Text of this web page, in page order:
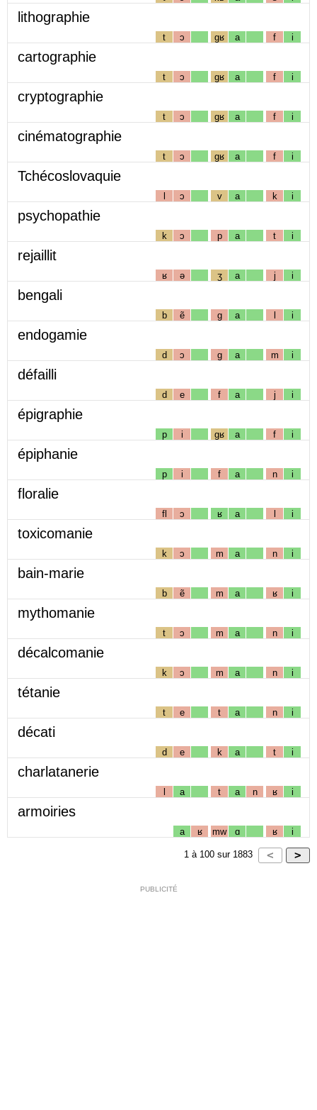
lithographie
t ɔ gʁ a f i
cartographie
t ɔ gʁ a f i
cryptographie
t ɔ gʁ a f i
cinématographie
t ɔ gʁ a f i
Tchécoslovaquie
l ɔ v a k i
psychopathie
k ɔ p a t i
rejaillit
ʁ ə ʒ a j i
bengali
b ẽ g a l i
endogamie
d ɔ g a m i
défailli
d e f a j i
épigraphie
p i gʁ a f i
épiphanie
p i f a n i
floralie
fl ɔ ʁ a l i
toxicomanie
k ɔ m a n i
bain-marie
b ẽ m a ʁ i
mythomanie
t ɔ m a n i
décalcomanie
k ɔ m a n i
tétanie
t e t a n i
décati
d e k a t i
charlatanerie
l a t a n ʁ i
armoiries
a ʁ mw ɑ ʁ i
1 à 100 sur 1883
PUBLICITÉ